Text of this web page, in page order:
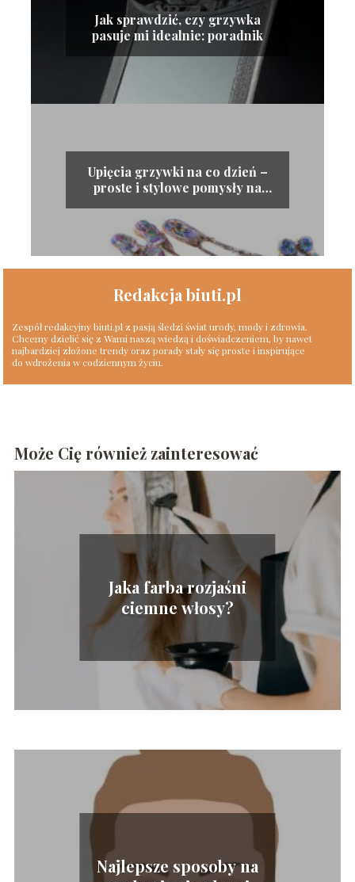
Jak sprawdzić, czy grzywka
pasuje mi idealnie: poradnik
Upięcia grzywki na co dzień –
proste i stylowe pomysły na
Redakcja biuti.pl
Zespół redakcyjny biuti.pl z pasją śledzi świat urody, mody i zdrowia.
Chcemy dzielić się z Wami naszą wiedzą i doświadczeniem, by nawet
najbardziej złożone trendy oraz porady stały się proste i inspirujące
do wdrożenia w codziennym życiu.
Może Cię również zainteresować
Jaka farba rozjaśni
ciemne włosy?
Najlepsze sposoby na